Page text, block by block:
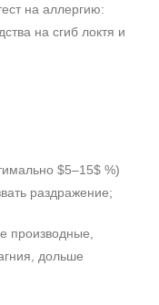
на аллергию:
на сгиб локтя и
$5–15$ %)
раздражение;
производные,
дольше